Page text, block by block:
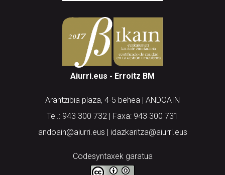
Aiurri.eus - Erroitz BM
Arantzibia plaza, 4-5 behea | ANDOAIN
Tel.: 943 300 732 | Faxa: 943 300 731
andoain@aiurri.eus | idazkaritza@aiurri.eus
Codesyntaxek garatua